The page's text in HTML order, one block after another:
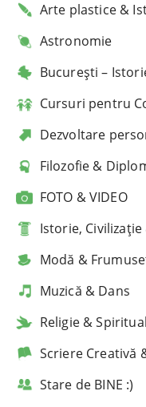
Arte plastice &
Astronomie
București –
Cursuri pentru
Dezvoltare
Filozofie &
FOTO & VIDEO
Istorie,
Modă &
Muzică & Dans
Religie &
Scriere Creativă
Stare de BINE :)